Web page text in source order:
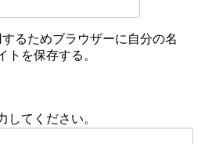
るためブラウザーに自分の名
トを保存する。
してください。